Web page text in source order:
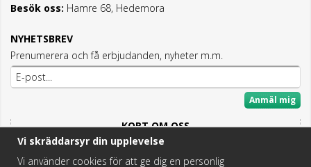
Besök oss: Hamre 68, Hedemora
NYHETSBREV
Prenumerera och få erbjudanden, nyheter m.m.
Anmäl mig
KORT OM OSS
Här hittar du det bästa och mesta inom Badrum,
Fritidstoaletter och VVS.
Vi skräddarsyr din upplevelse
Vi använder cookies för att ge dig en personlig